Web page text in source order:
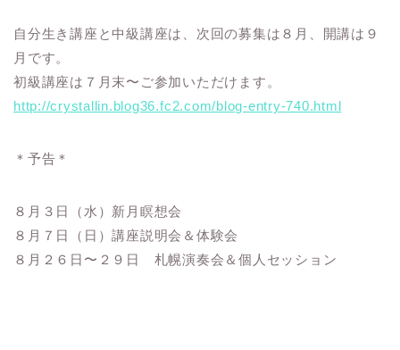
自分生き講座と中級講座は、次回の募集は８月、開講は９
月です。
初級講座は７月末〜ご参加いただけます。
http://crystallin.blog36.fc2.com/blog-entry-740.html
＊予告＊
８月３日（水）新月瞑想会
８月７日（日）講座説明会＆体験会
８月２６日〜２９日 札幌演奏会＆個人セッション